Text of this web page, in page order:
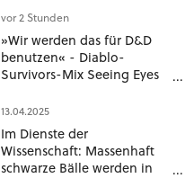
Highlights weiter
vor 2 Stunden
»Wir werden das für D&D
benutzen« - Diablo-
Survivors-Mix Seeing Eyes
nützliches Map-Tool
13.04.2025
Im Dienste der
Wissenschaft: Massenhaft
schwarze Bälle werden in